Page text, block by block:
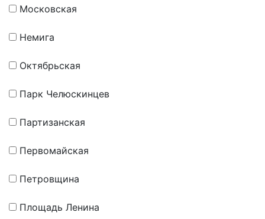
Московская
Немига
Октябрьская
Парк Челюскинцев
Партизанская
Первомайская
Петровщина
Площадь Ленина